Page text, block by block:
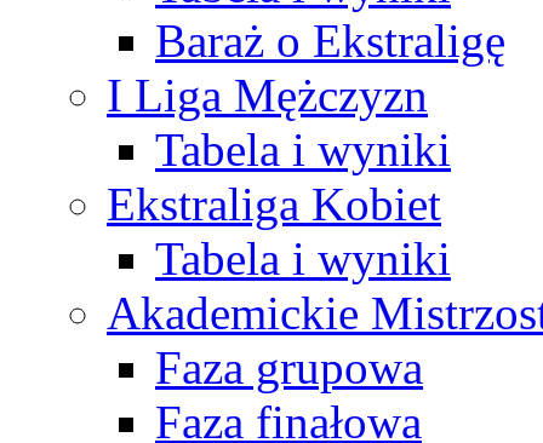
Baraż o Ekstraligę
I Liga Mężczyzn
Tabela i wyniki
Ekstraliga Kobiet
Tabela i wyniki
Akademickie
Faza grupowa
Faza finałowa